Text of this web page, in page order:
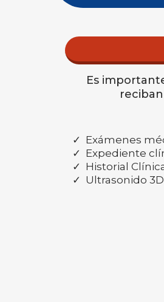
Es
Exámenes
Expediente
Historial
Ultrasonido